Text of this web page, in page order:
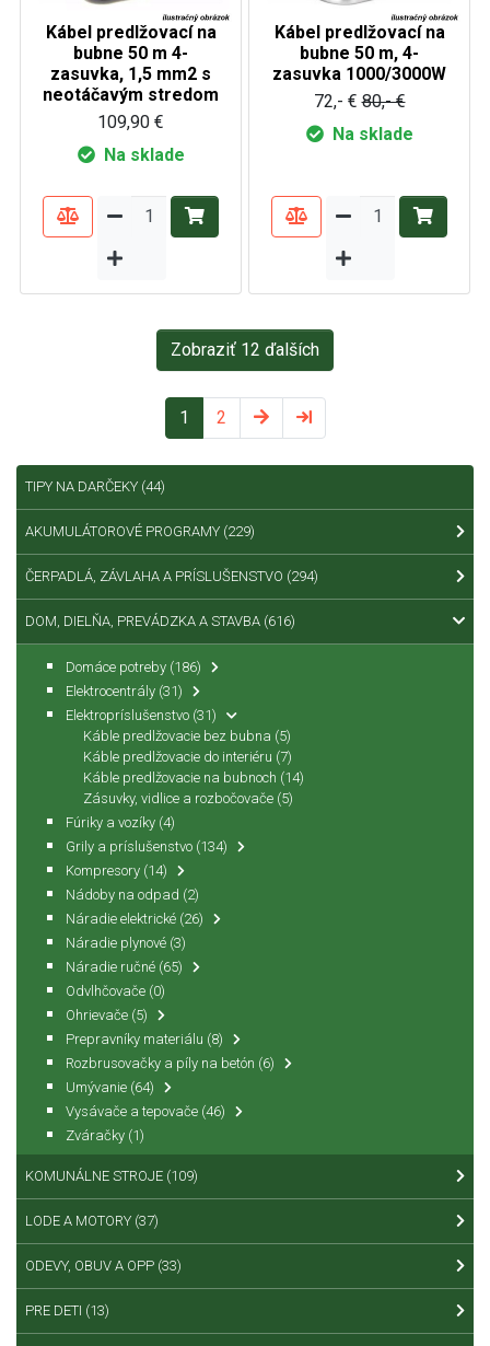
Kábel predlžovací na
bubne 50 m 4-
zasuvka, 1,5 mm2 s
neotáčavým stredom
109,90 €
Na sklade
Kábel predlžovací na
bubne 50 m, 4-
zasuvka 1000/3000W
72,- € 80,- €
Na sklade
Zobraziť 12 ďalších
1 2
TIPY NA DARČEKY (44)
AKUMULÁTOROVÉ PROGRAMY (229)
ČERPADLÁ, ZÁVLAHA A PRÍSLUŠENSTVO (294)
DOM, DIELŇA, PREVÁDZKA A STAVBA (616)
Domáce potreby (186)
Elektrocentrály (31)
Elektropríslušenstvo (31)
Káble predlžovacie bez bubna (5)
Káble predlžovacie do interiéru (7)
Káble predlžovacie na bubnoch (14)
Zásuvky, vidlice a rozbočovače (5)
Fúriky a vozíky (4)
Grily a príslušenstvo (134)
Kompresory (14)
Nádoby na odpad (2)
Náradie elektrické (26)
Náradie plynové (3)
Náradie ručné (65)
Odvlhčovače (0)
Ohrievače (5)
Prepravníky materiálu (8)
Rozbrusovačky a píly na betón (6)
Umývanie (64)
Vysávače a tepovače (46)
Zváračky (1)
KOMUNÁLNE STROJE (109)
LODE A MOTORY (37)
ODEVY, OBUV A OPP (33)
PRE DETI (13)